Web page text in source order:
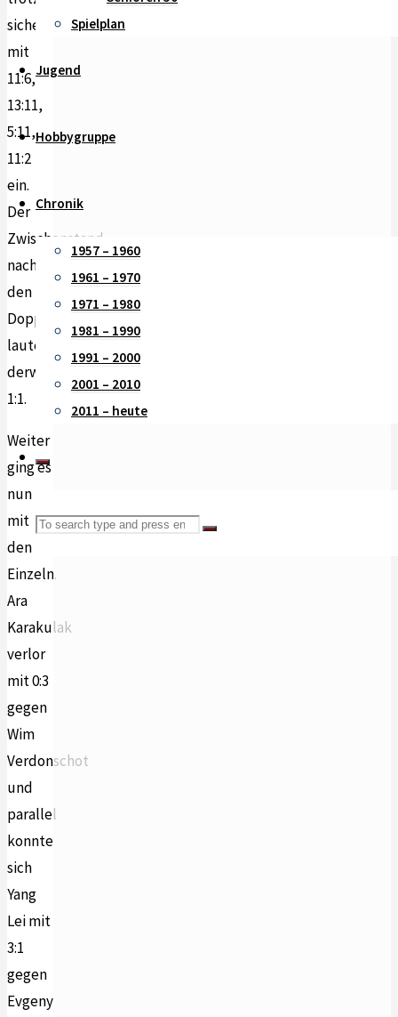
Spielplan
Jugend
Hobbygruppe
Chronik
1957 – 1960
1961 – 1970
1971 – 1980
1981 – 1990
1991 – 2000
2001 – 2010
2011 – heute
Search
Search
sicher
mit
11:6,
13:11,
5:11,
11:2
ein.
Der
Zwischenstand
nach
den
Doppeln
lautete
derweil
1:1.
Weiter
ging es
nun
mit
den
Einzeln.
Ara
Karakulak
verlor
mit 0:3
gegen
Wim
Verdonschot
und
parallel
konnte
sich
Yang
Lei mit
3:1
gegen
Evgeny